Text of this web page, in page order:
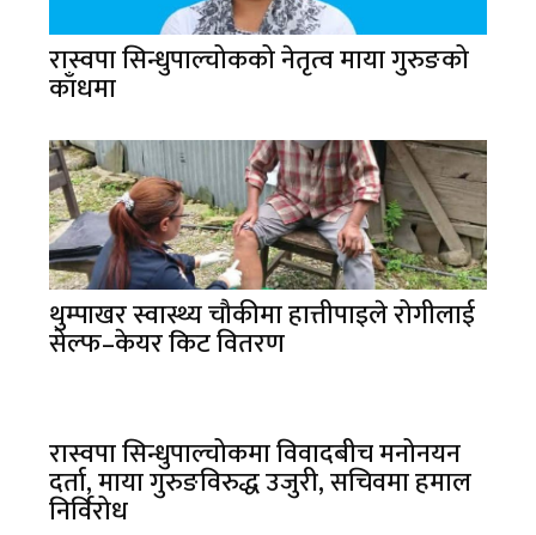
रास्वपा सिन्धुपाल्चोकको नेतृत्व माया गुरुङको
काँधमा
थुम्पाखर स्वास्थ्य चौकीमा हात्तीपाइले रोगीलाई
सेल्फ–केयर किट वितरण
रास्वपा सिन्धुपाल्चोकमा विवादबीच मनोनयन
दर्ता, माया गुरुङविरुद्ध उजुरी, सचिवमा हमाल
निर्विरोध